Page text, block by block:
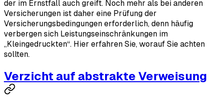
der im Ernstfall auch greift. Noch mehr als bei anderen
Versicherungen ist daher eine Prüfung der
Versicherungsbedingungen erforderlich, denn häufig
verbergen sich Leistungseinschränkungen im
„Kleingedruckten“. Hier erfahren Sie, worauf Sie achten
sollten.
Verzicht auf abstrakte Verweisung